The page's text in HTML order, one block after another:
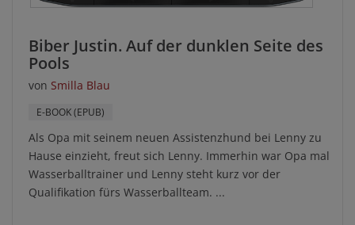
Biber Justin. Auf der dunklen Seite des
Pools
von Smilla Blau
E-BOOK (EPUB)
Als Opa mit seinem neuen Assistenzhund bei Lenny zu
Hause einzieht, freut sich Lenny. Immerhin war Opa mal
Wasserballtrainer und Lenny steht kurz vor der
Qualifikation fürs Wasserballteam. ...